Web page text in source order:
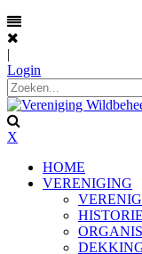
|
Login
X
HOME
VERENIGING
HISTORIE